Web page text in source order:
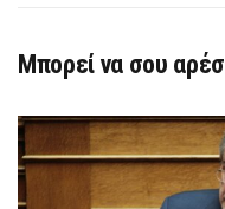
Μπορεί να σου